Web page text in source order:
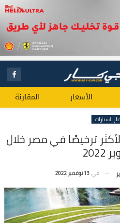
الأسعار المقارنة
السيارات
ترخيصًا في مصر خلال
في 13 نوفمبر 2022